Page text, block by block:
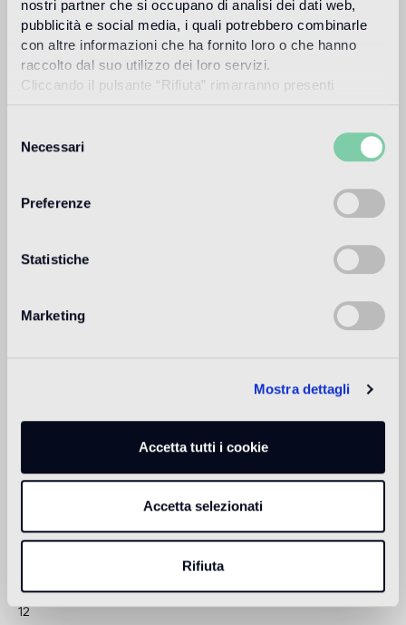
nostri partner che si occupano di analisi dei dati web,
pubblicità e social media, i quali potrebbero combinarle
con altre informazioni che ha fornito loro o che hanno
raccolto dal suo utilizzo dei loro servizi.
Cliccando il pulsante “Rifiuta” rimarranno presenti
tecnici.
delNecessari
Preferenze
Statistiche
Marketing
Mostra dettagli
Accetta tutti i cookie
Accetta selezionati
Rifiuta
Sol intérieur
alto traffico in ambienti residenziali: medio traffico in ambienti
commerciali
Sol extérieur
Piscine et SPA
Revêtement intérieur
Informations sur le produit
Pièces par carton
12